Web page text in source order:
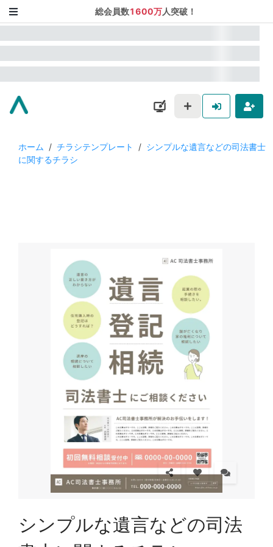
総会員数1600万人突破！
ホーム / チラシテンプレート / シンプルな遺言などの司法書士
に関するチラシ
シンプルな遺言などの司法